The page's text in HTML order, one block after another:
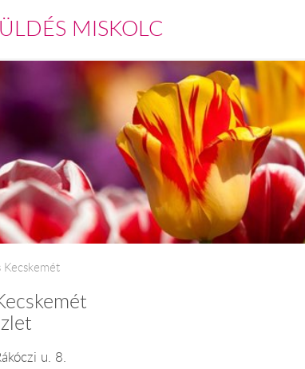
MISKOLC
Kecskemét
u. 8.